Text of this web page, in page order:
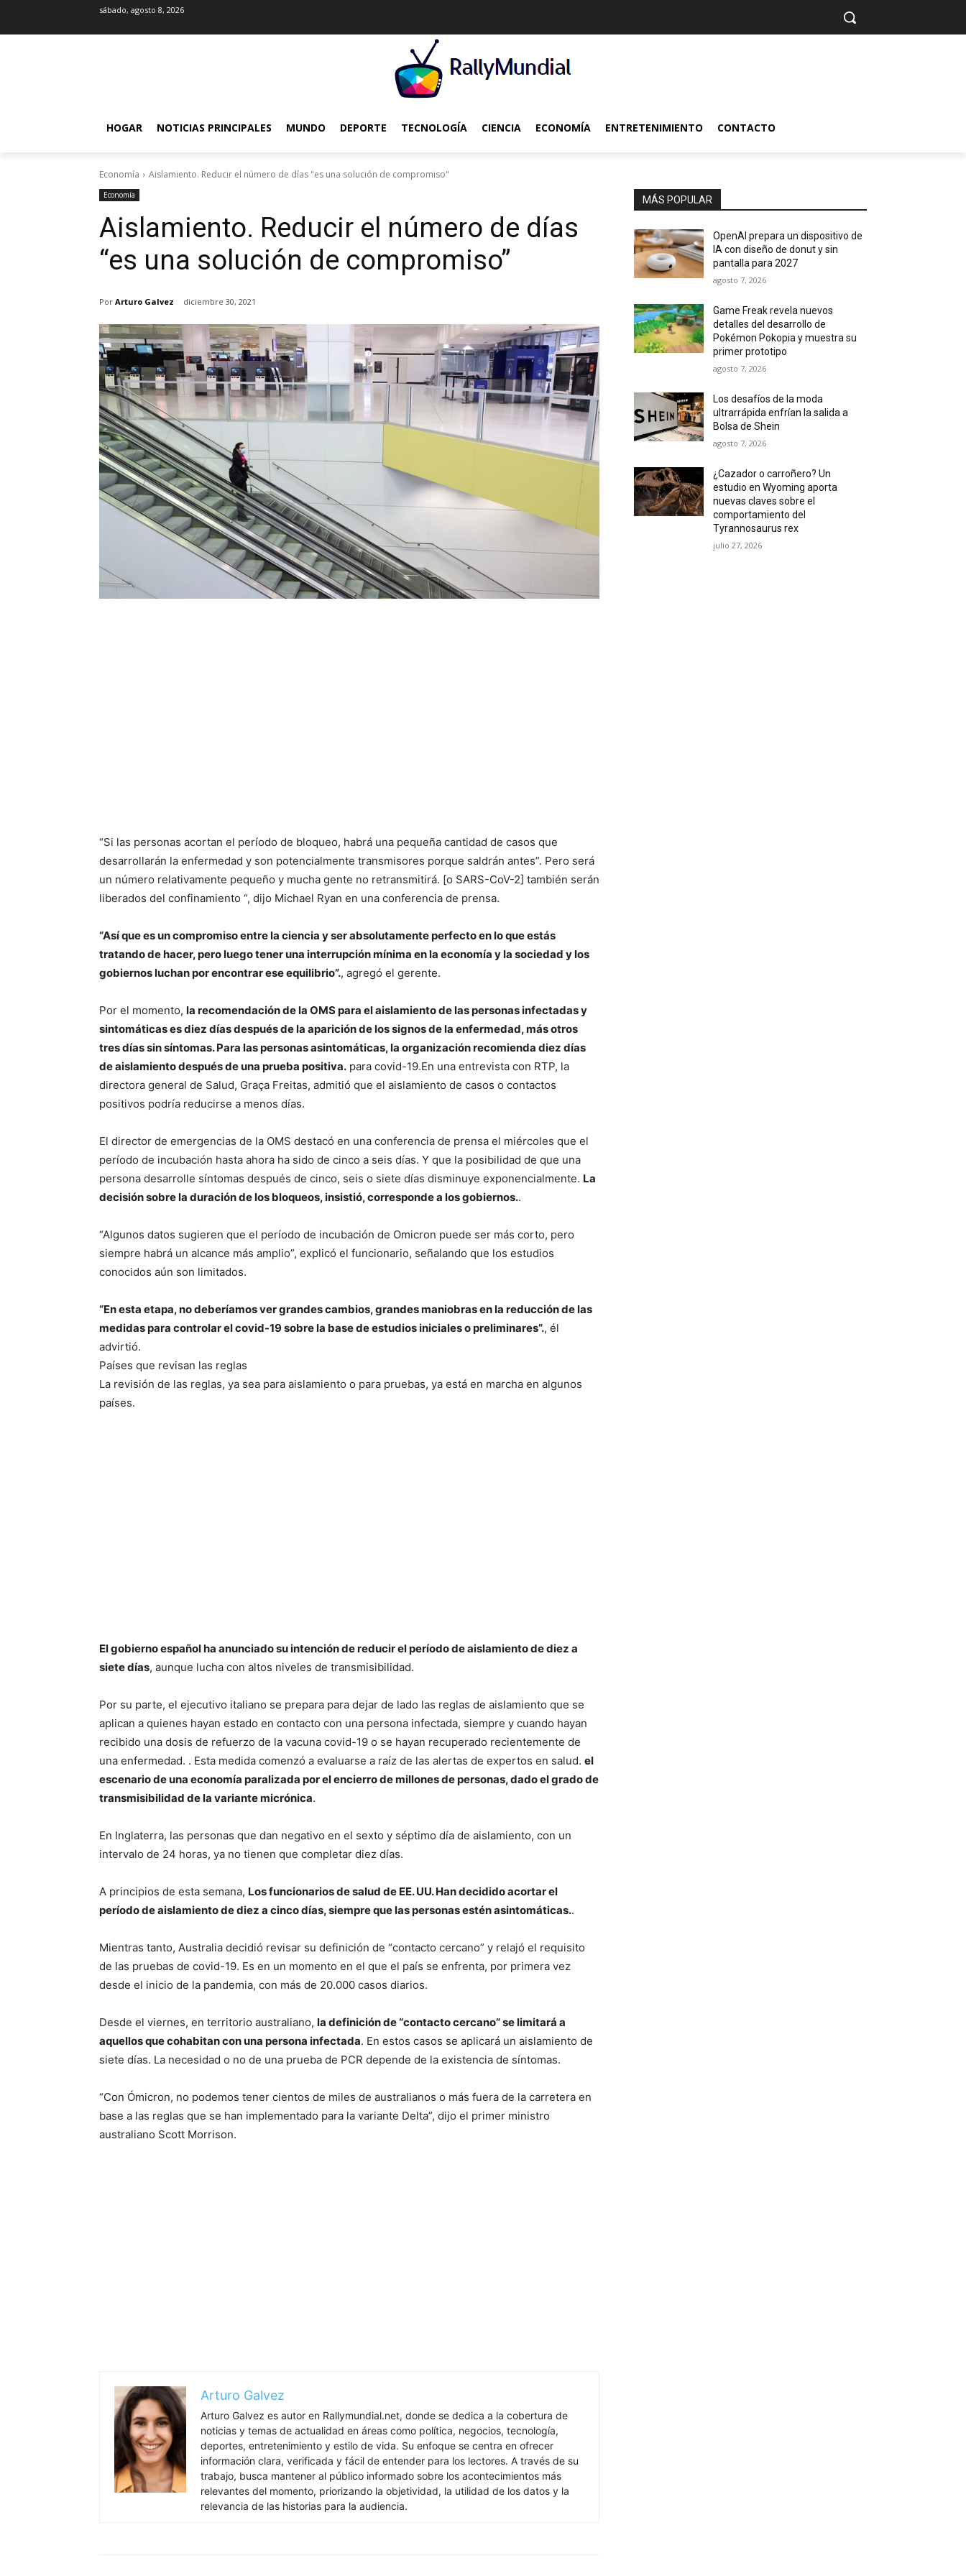
sábado, agosto 8, 2026
HOGAR NOTICIAS PRINCIPALES MUNDO DEPORTE TECNOLOGÍA CIENCIA ECONOMÍA ENTRETENIMIENTO CONTACTO
Economía Aislamiento. Reducir el número de días "es una solución de compromiso"
Economía
Aislamiento. Reducir el número de días
“es una solución de compromiso”
Por Arturo Galvez diciembre 30, 2021
“Si las personas acortan el período de bloqueo, habrá una pequeña cantidad de casos que
desarrollarán la enfermedad y son potencialmente transmisores porque saldrán antes”. Pero será
un número relativamente pequeño y mucha gente no retransmitirá. [o SARS-CoV-2] también serán
liberados del confinamiento “, dijo Michael Ryan en una conferencia de prensa.
“Así que es un compromiso entre la ciencia y ser absolutamente perfecto en lo que estás
tratando de hacer, pero luego tener una interrupción mínima en la economía y la sociedad y los
gobiernos luchan por encontrar ese equilibrio”., agregó el gerente.
Por el momento, la recomendación de la OMS para el aislamiento de las personas infectadas y
sintomáticas es diez días después de la aparición de los signos de la enfermedad, más otros
tres días sin síntomas. Para las personas asintomáticas, la organización recomienda diez días
de aislamiento después de una prueba positiva. para covid-19.En una entrevista con RTP, la
directora general de Salud, Graça Freitas, admitió que el aislamiento de casos o contactos
positivos podría reducirse a menos días.
El director de emergencias de la OMS destacó en una conferencia de prensa el miércoles que el
período de incubación hasta ahora ha sido de cinco a seis días. Y que la posibilidad de que una
persona desarrolle síntomas después de cinco, seis o siete días disminuye exponencialmente. La
decisión sobre la duración de los bloqueos, insistió, corresponde a los gobiernos..
“Algunos datos sugieren que el período de incubación de Omicron puede ser más corto, pero
siempre habrá un alcance más amplio”, explicó el funcionario, señalando que los estudios
conocidos aún son limitados.
“En esta etapa, no deberíamos ver grandes cambios, grandes maniobras en la reducción de las
medidas para controlar el covid-19 sobre la base de estudios iniciales o preliminares”., él
advirtió.
Países que revisan las reglas
La revisión de las reglas, ya sea para aislamiento o para pruebas, ya está en marcha en algunos
países.
El gobierno español ha anunciado su intención de reducir el período de aislamiento de diez a
siete días, aunque lucha con altos niveles de transmisibilidad.
Por su parte, el ejecutivo italiano se prepara para dejar de lado las reglas de aislamiento que se
aplican a quienes hayan estado en contacto con una persona infectada, siempre y cuando hayan
recibido una dosis de refuerzo de la vacuna covid-19 o se hayan recuperado recientemente de
una enfermedad. . Esta medida comenzó a evaluarse a raíz de las alertas de expertos en salud. el
escenario de una economía paralizada por el encierro de millones de personas, dado el grado de
transmisibilidad de la variante micrónica.
En Inglaterra, las personas que dan negativo en el sexto y séptimo día de aislamiento, con un
intervalo de 24 horas, ya no tienen que completar diez días.
A principios de esta semana, Los funcionarios de salud de EE. UU. Han decidido acortar el
período de aislamiento de diez a cinco días, siempre que las personas estén asintomáticas..
Mientras tanto, Australia decidió revisar su definición de “contacto cercano” y relajó el requisito
de las pruebas de covid-19. Es en un momento en el que el país se enfrenta, por primera vez
desde el inicio de la pandemia, con más de 20.000 casos diarios.
Desde el viernes, en territorio australiano, la definición de “contacto cercano” se limitará a
aquellos que cohabitan con una persona infectada. En estos casos se aplicará un aislamiento de
siete días. La necesidad o no de una prueba de PCR depende de la existencia de síntomas.
“Con Ómicron, no podemos tener cientos de miles de australianos o más fuera de la carretera en
base a las reglas que se han implementado para la variante Delta”, dijo el primer ministro
australiano Scott Morrison.
Arturo Galvez
Arturo Galvez es autor en Rallymundial.net, donde se dedica a la cobertura de
noticias y temas de actualidad en áreas como política, negocios, tecnología,
deportes, entretenimiento y estilo de vida. Su enfoque se centra en ofrecer
información clara, verificada y fácil de entender para los lectores. A través de su
trabajo, busca mantener al público informado sobre los acontecimientos más
relevantes del momento, priorizando la objetividad, la utilidad de los datos y la
relevancia de las historias para la audiencia.
MÁS POPULAR
OpenAI prepara un dispositivo de
IA con diseño de donut y sin
pantalla para 2027
agosto 7, 2026
Game Freak revela nuevos
detalles del desarrollo de
Pokémon Pokopia y muestra su
primer prototipo
agosto 7, 2026
Los desafíos de la moda
ultrarrápida enfrían la salida a
Bolsa de Shein
agosto 7, 2026
¿Cazador o carroñero? Un
estudio en Wyoming aporta
nuevas claves sobre el
comportamiento del
Tyrannosaurus rex
julio 27, 2026